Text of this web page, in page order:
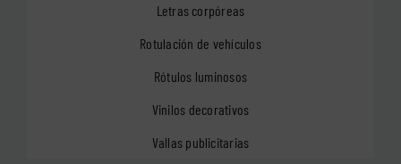
Letras corpóreas
Rotulación de vehículos
Rótulos luminosos
Vinilos decorativos
Vallas publicitarias